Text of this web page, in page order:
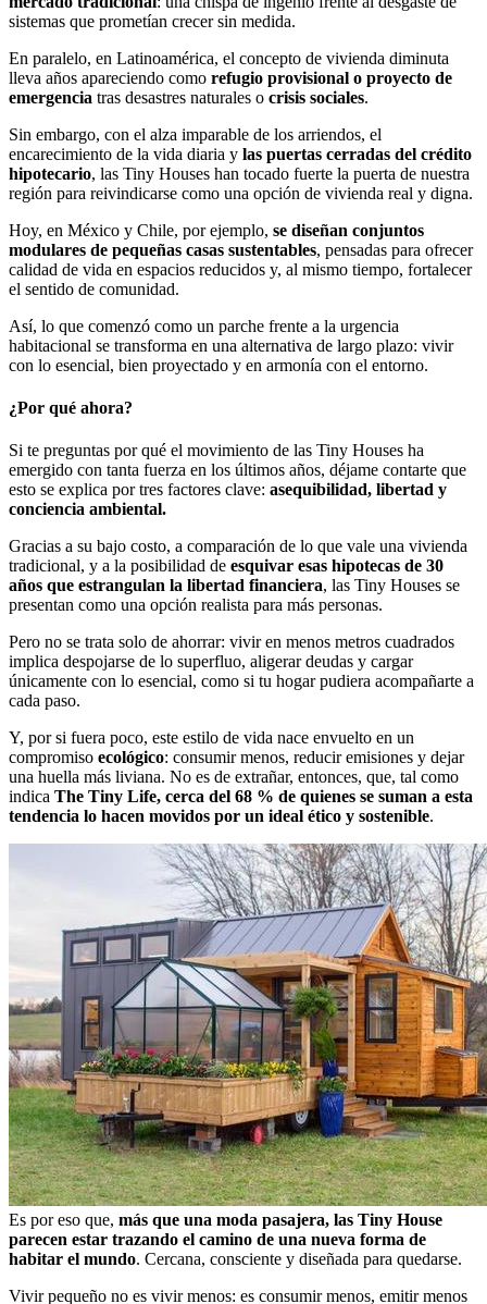
sistemas que prometían crecer sin medida.
En paralelo, en Latinoamérica, el concepto de vivienda diminuta
lleva años apareciendo como refugio provisional o proyecto de
emergencia tras desastres naturales o crisis sociales.
Sin embargo, con el alza imparable de los arriendos, el
encarecimiento de la vida diaria y las puertas cerradas del crédito
hipotecario, las Tiny Houses han tocado fuerte la puerta de nuestra
región para reivindicarse como una opción de vivienda real y digna.
Hoy, en México y Chile, por ejemplo, se diseñan conjuntos
modulares de pequeñas casas sustentables, pensadas para ofrecer
calidad de vida en espacios reducidos y, al mismo tiempo, fortalecer
el sentido de comunidad.
Así, lo que comenzó como un parche frente a la urgencia
habitacional se transforma en una alternativa de largo plazo: vivir
con lo esencial, bien proyectado y en armonía con el entorno.
¿Por qué ahora?
Si te preguntas por qué el movimiento de las Tiny Houses ha
emergido con tanta fuerza en los últimos años, déjame contarte que
esto se explica por tres factores clave: asequibilidad, libertad y
conciencia ambiental.
Gracias a su bajo costo, a comparación de lo que vale una vivienda
tradicional, y a la posibilidad de esquivar esas hipotecas de 30
años que estrangulan la libertad financiera, las Tiny Houses se
presentan como una opción realista para más personas.
Pero no se trata solo de ahorrar: vivir en menos metros cuadrados
implica despojarse de lo superfluo, aligerar deudas y cargar
únicamente con lo esencial, como si tu hogar pudiera acompañarte a
cada paso.
Y, por si fuera poco, este estilo de vida nace envuelto en un
compromiso ecológico: consumir menos, reducir emisiones y dejar
una huella más liviana. No es de extrañar, entonces, que, tal como
indica The Tiny Life, cerca del 68 % de quienes se suman a esta
tendencia lo hacen movidos por un ideal ético y sostenible.
Es por eso que, más que una moda pasajera, las Tiny House
parecen estar trazando el camino de una nueva forma de
habitar el mundo. Cercana, consciente y diseñada para quedarse.
Vivir pequeño no es vivir menos: es consumir menos, emitir menos